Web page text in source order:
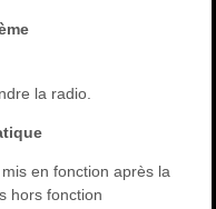
la radio.
en fonction après la
hors fonction